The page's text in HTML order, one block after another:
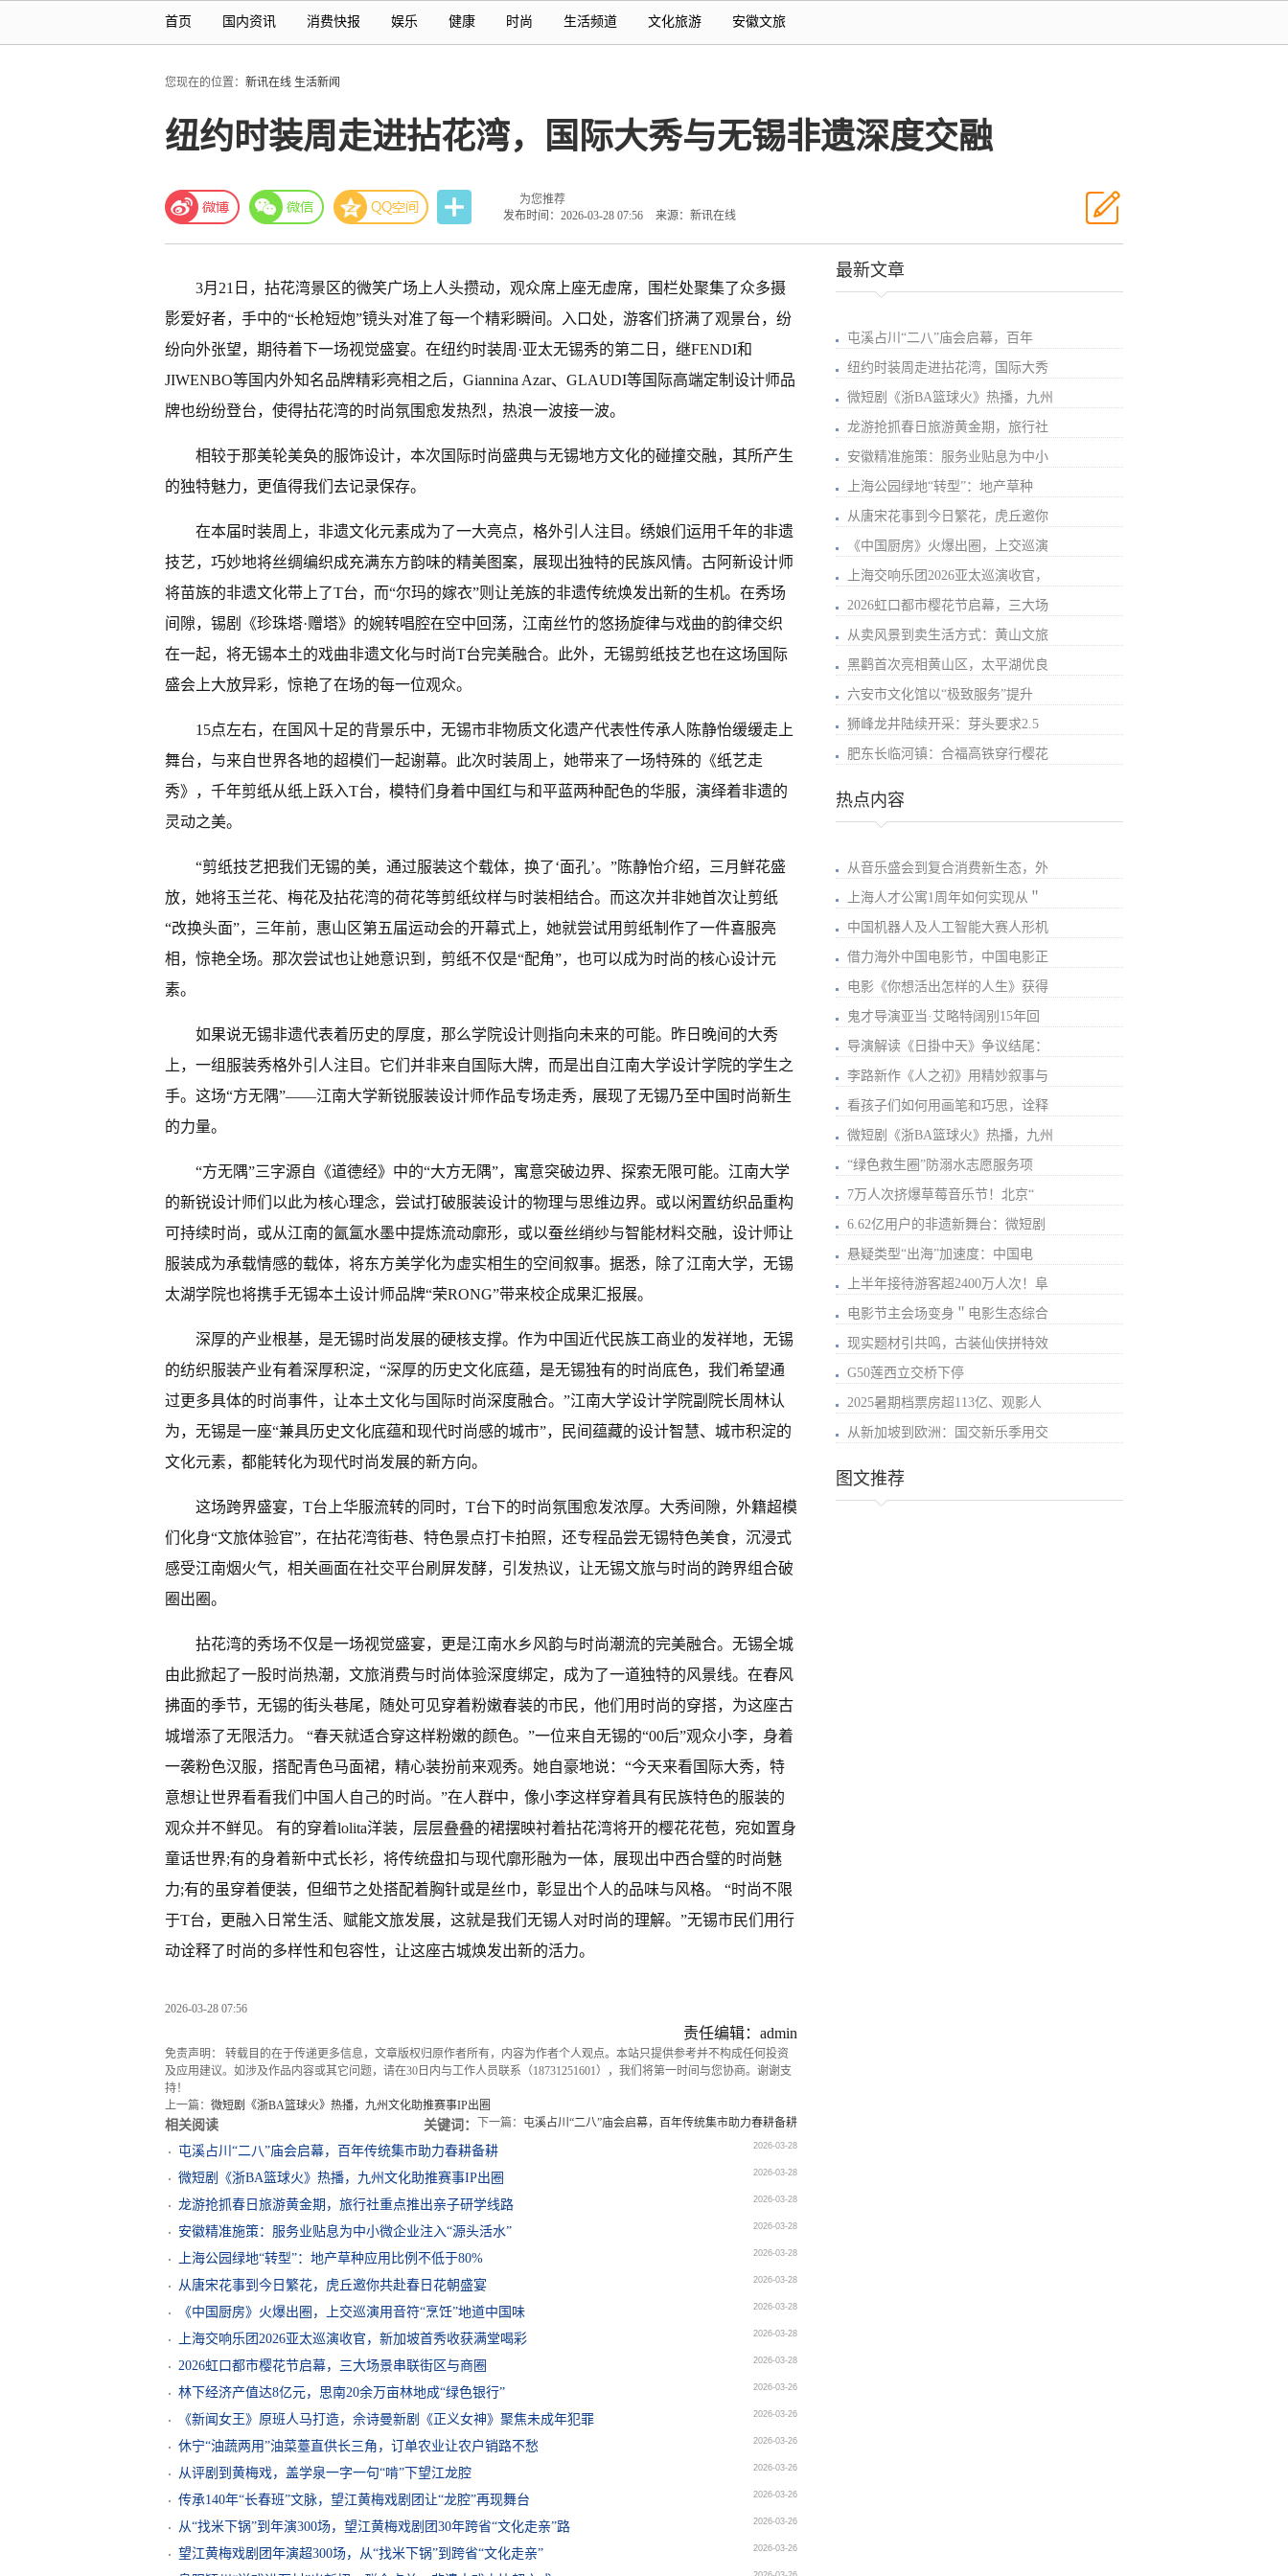
首页 国内资讯 消费快报 娱乐 健康 时尚 生活频道 文化旅游 安徽文旅
您现在的位置： 新讯在线 生活新闻
纽约时装周走进拈花湾，国际大秀与无锡非遗深度交融
为您推荐
发布时间：2026-03-28 07:56
来源：新讯在线
3月21日，拈花湾景区的微笑广场上人头攒动，观众席上座无虚席，围栏处聚集了众多摄
影爱好者，手中的“长枪短炮”镜头对准了每一个精彩瞬间。入口处，游客们挤满了观景台，纷
纷向外张望，期待着下一场视觉盛宴。在纽约时装周·亚太无锡秀的第二日，继FENDI和
JIWENBO等国内外知名品牌精彩亮相之后，Giannina Azar、GLAUDI等国际高端定制设计师品
牌也纷纷登台，使得拈花湾的时尚氛围愈发热烈，热浪一波接一波。
相较于那美轮美奂的服饰设计，本次国际时尚盛典与无锡地方文化的碰撞交融，其所产生
的独特魅力，更值得我们去记录保存。
在本届时装周上，非遗文化元素成为了一大亮点，格外引人注目。绣娘们运用千年的非遗
技艺，巧妙地将丝绸编织成充满东方韵味的精美图案，展现出独特的民族风情。古阿新设计师
将苗族的非遗文化带上了T台，而“尔玛的嫁衣”则让羌族的非遗传统焕发出新的生机。在秀场
间隙，锡剧《珍珠塔·赠塔》的婉转唱腔在空中回荡，江南丝竹的悠扬旋律与戏曲的韵律交织
在一起，将无锡本土的戏曲非遗文化与时尚T台完美融合。此外，无锡剪纸技艺也在这场国际
盛会上大放异彩，惊艳了在场的每一位观众。
15点左右，在国风十足的背景乐中，无锡市非物质文化遗产代表性传承人陈静怡缓缓走上
舞台，与来自世界各地的超模们一起谢幕。此次时装周上，她带来了一场特殊的《纸艺走
秀》，千年剪纸从纸上跃入T台，模特们身着中国红与和平蓝两种配色的华服，演绎着非遗的
灵动之美。
“剪纸技艺把我们无锡的美，通过服装这个载体，换了‘面孔’。”陈静怡介绍，三月鲜花盛
放，她将玉兰花、梅花及拈花湾的荷花等剪纸纹样与时装相结合。而这次并非她首次让剪纸
“改换头面”，三年前，惠山区第五届运动会的开幕式上，她就尝试用剪纸制作了一件喜服亮
相，惊艳全场。那次尝试也让她意识到，剪纸不仅是“配角”，也可以成为时尚的核心设计元
素。
如果说无锡非遗代表着历史的厚度，那么学院设计则指向未来的可能。昨日晚间的大秀
上，一组服装秀格外引人注目。它们并非来自国际大牌，而是出自江南大学设计学院的学生之
手。这场“方无隅”——江南大学新锐服装设计师作品专场走秀，展现了无锡乃至中国时尚新生
的力量。
“方无隅”三字源自《道德经》中的“大方无隅”，寓意突破边界、探索无限可能。江南大学
的新锐设计师们以此为核心理念，尝试打破服装设计的物理与思维边界。或以闲置纺织品重构
可持续时尚，或从江南的氤氲水墨中提炼流动廓形，或以蚕丝绡纱与智能材料交融，设计师让
服装成为承载情感的载体，将东方美学化为虚实相生的空间叙事。据悉，除了江南大学，无锡
太湖学院也将携手无锡本土设计师品牌“荣RONG”带来校企成果汇报展。
深厚的产业根基，是无锡时尚发展的硬核支撑。作为中国近代民族工商业的发祥地，无锡
的纺织服装产业有着深厚积淀，“深厚的历史文化底蕴，是无锡独有的时尚底色，我们希望通
过更多具体的时尚事件，让本土文化与国际时尚深度融合。”江南大学设计学院副院长周林认
为，无锡是一座“兼具历史文化底蕴和现代时尚感的城市”，民间蕴藏的设计智慧、城市积淀的
文化元素，都能转化为现代时尚发展的新方向。
这场跨界盛宴，T台上华服流转的同时，T台下的时尚氛围愈发浓厚。大秀间隙，外籍超模
们化身“文旅体验官”，在拈花湾街巷、特色景点打卡拍照，还专程品尝无锡特色美食，沉浸式
感受江南烟火气，相关画面在社交平台刷屏发酵，引发热议，让无锡文旅与时尚的跨界组合破
圈出圈。
拈花湾的秀场不仅是一场视觉盛宴，更是江南水乡风韵与时尚潮流的完美融合。无锡全城
由此掀起了一股时尚热潮，文旅消费与时尚体验深度绑定，成为了一道独特的风景线。在春风
拂面的季节，无锡的街头巷尾，随处可见穿着粉嫩春装的市民，他们用时尚的穿搭，为这座古
城增添了无限活力。 “春天就适合穿这样粉嫩的颜色。”一位来自无锡的“00后”观众小李，身着
一袭粉色汉服，搭配青色马面裙，精心装扮前来观秀。她自豪地说：“今天来看国际大秀，特
意想让世界看看我们中国人自己的时尚。”在人群中，像小李这样穿着具有民族特色的服装的
观众并不鲜见。 有的穿着lolita洋装，层层叠叠的裙摆映衬着拈花湾将开的樱花花苞，宛如置身
童话世界;有的身着新中式长衫，将传统盘扣与现代廓形融为一体，展现出中西合璧的时尚魅
力;有的虽穿着便装，但细节之处搭配着胸针或是丝巾，彰显出个人的品味与风格。 “时尚不限
于T台，更融入日常生活、赋能文旅发展，这就是我们无锡人对时尚的理解。”无锡市民们用行
动诠释了时尚的多样性和包容性，让这座古城焕发出新的活力。
2026-03-28 07:56
责任编辑：admin
免责声明： 转载目的在于传递更多信息，文章版权归原作者所有，内容为作者个人观点。本站只提供参考并不构成任何投资
及应用建议。如涉及作品内容或其它问题，请在30日内与工作人员联系（18731251601），我们将第一时间与您协商。谢谢支
持！
上一篇： 微短剧《浙BA篮球火》热播，九州文化助推赛事IP出圈
下一篇： 屯溪占川“二八”庙会启幕，百年传统集市助力春耕备耕
相关阅读
关键词：
屯溪占川“二八”庙会启幕，百年传统集市助力春耕备耕
2026-03-28
微短剧《浙BA篮球火》热播，九州文化助推赛事IP出圈 2026-03-28
龙游抢抓春日旅游黄金期，旅行社重点推出亲子研学线路 2026-03-28
安徽精准施策：服务业贴息为中小微企业注入“源头活水” 2026-03-28
上海公园绿地“转型”：地产草种应用比例不低于80% 2026-03-28
从唐宋花事到今日繁花，虎丘邀你共赴春日花朝盛宴 2026-03-28
《中国厨房》火爆出圈，上交巡演用音符“烹饪”地道中国味 2026-03-28
上海交响乐团2026亚太巡演收官，新加坡首秀收获满堂喝彩 2026-03-28
2026虹口都市樱花节启幕，三大场景串联街区与商圈 2026-03-28
林下经济产值达8亿元，思南20余万亩林地成“绿色银行” 2026-03-26
《新闻女王》原班人马打造，佘诗曼新剧《正义女神》聚焦未成年犯罪 2026-03-26
休宁“油蔬两用”油菜薹直供长三角，订单农业让农户销路不愁 2026-03-26
从评剧到黄梅戏，盖学泉一字一句“啃”下望江龙腔 2026-03-26
传承140年“长春班”文脉，望江黄梅戏剧团让“龙腔”再现舞台 2026-03-26
从“找米下锅”到年演300场，望江黄梅戏剧团30年跨省“文化走亲”路 2026-03-26
望江黄梅戏剧团年演超300场，从“找米下锅”到跨省“文化走亲” 2026-03-26
最新文章
屯溪占川“二八”庙会启幕，百年
纽约时装周走进拈花湾，国际大秀
微短剧《浙BA篮球火》热播，九州
龙游抢抓春日旅游黄金期，旅行社
安徽精准施策：服务业贴息为中小
上海公园绿地“转型”：地产草种
从唐宋花事到今日繁花，虎丘邀你
《中国厨房》火爆出圈，上交巡演
上海交响乐团2026亚太巡演收官，
2026虹口都市樱花节启幕，三大场
从卖风景到卖生活方式：黄山文旅
黑鹳首次亮相黄山区，太平湖优良
六安市文化馆以“极致服务”提升
狮峰龙井陆续开采：芽头要求2.5
肥东长临河镇：合福高铁穿行樱花
热点内容
从音乐盛会到复合消费新生态，外
上海人才公寓1周年如何实现从＂
中国机器人及人工智能大赛人形机
借力海外中国电影节，中国电影正
电影《你想活出怎样的人生》获得
鬼才导演亚当·艾略特阔别15年回
导演解读《日掛中天》争议结尾：
李路新作《人之初》用精妙叙事与
看孩子们如何用画笔和巧思，诠释
微短剧《浙BA篮球火》热播，九州
“绿色救生圈”防溺水志愿服务项
7万人次挤爆草莓音乐节！北京“
6.62亿用户的非遗新舞台：微短剧
悬疑类型“出海”加速度：中国电
上半年接待游客超2400万人次！阜
电影节主会场变身＂电影生态综合
现实题材引共鸣，古装仙侠拼特效
G50莲西立交桥下停
2025暑期档票房超113亿、观影人
从新加坡到欧洲：国交新乐季用交
图文推荐